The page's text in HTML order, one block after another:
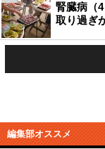
腎臓病（
取り過ぎ
編集部オススメ